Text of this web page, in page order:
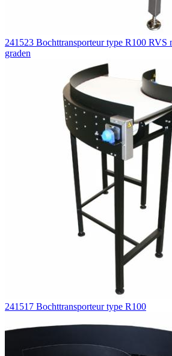
241523 Bochttransporteur type R100 RVS
graden
241517 Bochttransporteur type R100